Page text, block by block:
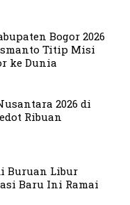
Bogor 2026
Titip Misi
ke Dunia
2026 di
Ribuan
Buruan Libur
Baru Ini Ramai